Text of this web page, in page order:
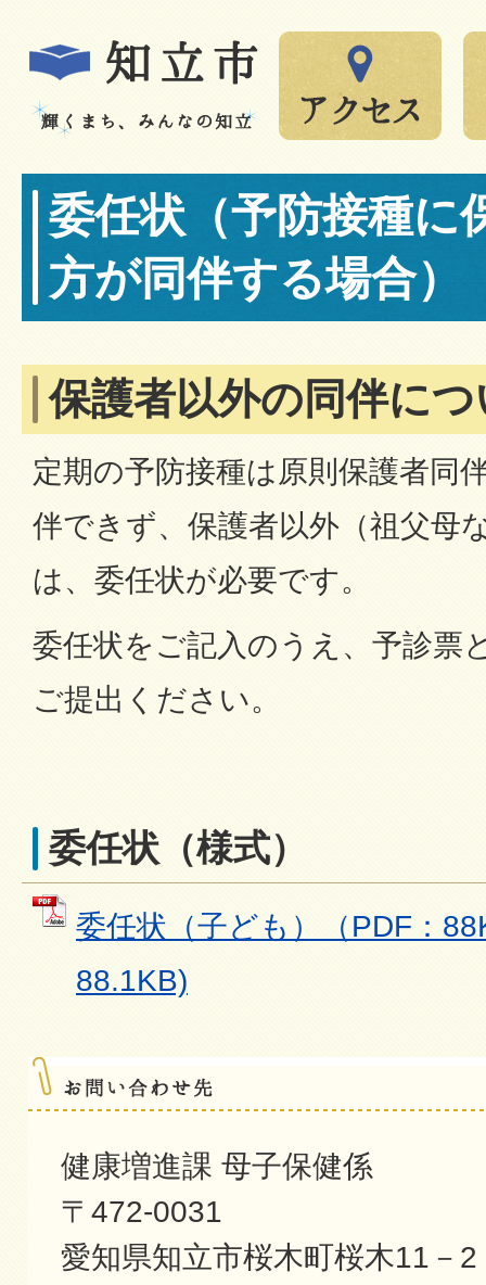
委任状（予防接種に
方が同伴する場合）
保護者以外の同伴に
定期の予防接種は原則保護者同
伴できず、保護者以外（祖父母
は、委任状が必要です。
委任状をご記入のうえ、予診票
ご提出ください。
委任状（様式）
委任状（子ども）（PDF：
88.1KB)
健康増進課 母子保健係
〒472-0031
愛知県知立市桜木町桜木11－2